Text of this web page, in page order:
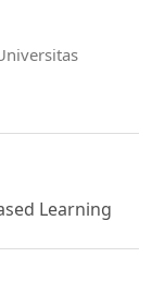
Learning